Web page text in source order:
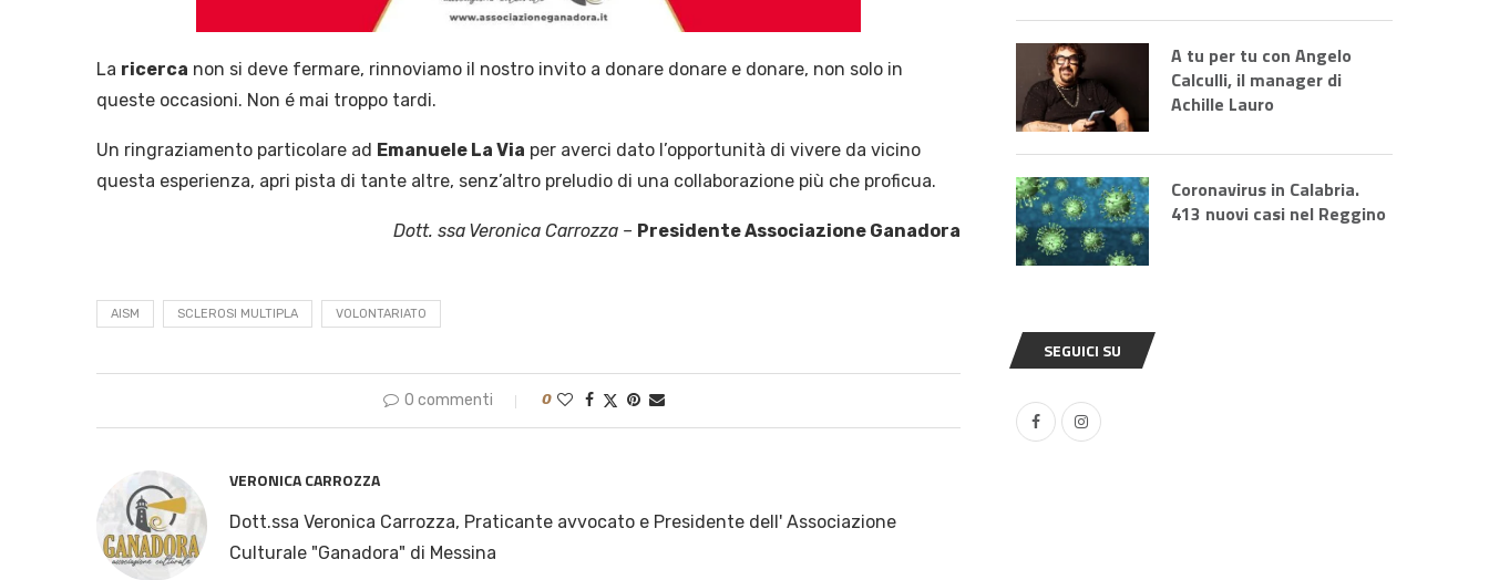
La ricerca non si deve fermare, rinnoviamo il nostro invito a donare donare e donare, non solo in
queste occasioni. Non é mai troppo tardi.
Un ringraziamento particolare ad Emanuele La Via per averci dato l’opportunità di vivere da vicino
questa esperienza, apri pista di tante altre, senz’altro preludio di una collaborazione più che proficua.
Dott. ssa Veronica Carrozza – Presidente Associazione Ganadora
AISM SCLEROSI MULTIPLA VOLONTARIATO
0 commenti 0
VERONICA CARROZZA
Dott.ssa Veronica Carrozza, Praticante avvocato e Presidente dell' Associazione
Culturale "Ganadora" di Messina
A tu per tu con Angelo
Calculli, il manager di
Achille Lauro
Coronavirus in Calabria.
413 nuovi casi nel Reggino
SEGUICI SU